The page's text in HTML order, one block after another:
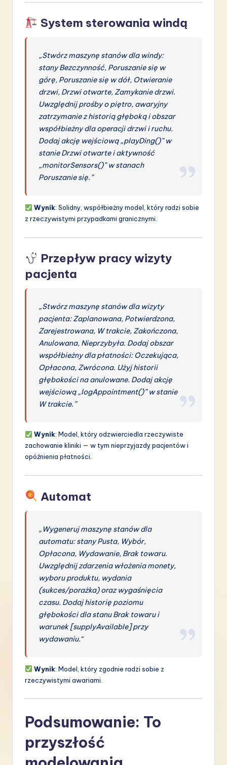
System sterowania windą
„Stwórz maszynę stanów dla windy:
stany Bezczynność, Poruszanie się w
górę, Poruszanie się w dół, Otwieranie
drzwi, Drzwi otwarte, Zamykanie drzwi.
Uwzględnij prośby o piętro, awaryjny
zatrzymanie z historią głęboką i obszar
współbieżny dla operacji drzwi i ruchu.
Dodaj akcję wejściową „playDing()” w
stanie Drzwi otwarte i aktywność
„monitorSensors()” w stanach
Poruszanie się.”
Wynik: Solidny, współbieżny model, który radzi sobie
z rzeczywistymi przypadkami granicznymi.
Przepływ pracy wizyty
pacjenta
„Stwórz maszynę stanów dla wizyty
pacjenta: Zaplanowana, Potwierdzona,
Zarejestrowana, W trakcie, Zakończona,
Anulowana, Nieprzybyła. Dodaj obszar
współbieżny dla płatności: Oczekująca,
Opłacona, Zwrócona. Użyj historii
głębokości na anulowane. Dodaj akcję
wejściową „logAppointment()” w stanie
W trakcie.”
Wynik: Model, który odzwierciedla rzeczywiste
zachowanie kliniki — w tym nieprzyjazdy pacjentów i
opóźnienia płatności.
Automat
„Wygeneruj maszynę stanów dla
automatu: stany Pusta, Wybór,
Opłacona, Wydawanie, Brak towaru.
Uwzględnij zdarzenia włożenia monety,
wyboru produktu, wydania
(sukces/porażka) oraz wygaśnięcia
czasu. Dodaj historię poziomu
głębokości dla stanu Brak towaru i
warunek [supplyAvailable] przy
wydawaniu.“
Wynik: Model, który zgodnie radzi sobie z
rzeczywistymi awariami.
Podsumowanie: To
przyszłość